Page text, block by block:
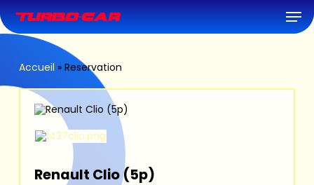
to
main
content
Accueil » Reservation
Renault Clio (5p)